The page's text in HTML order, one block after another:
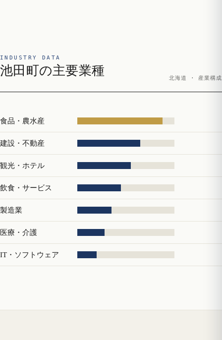
INDUSTRY DATA
池田町の主要業種
北海道 · 産業構成
食品・農水産
建設・不動産
観光・ホテル
飲食・サービス
製造業
医療・介護
IT・ソフトウェア